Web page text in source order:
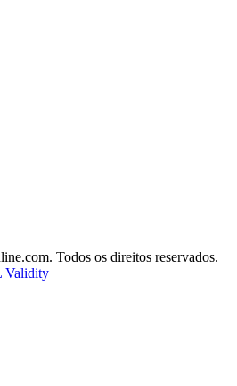
Todos os direitos reservados.